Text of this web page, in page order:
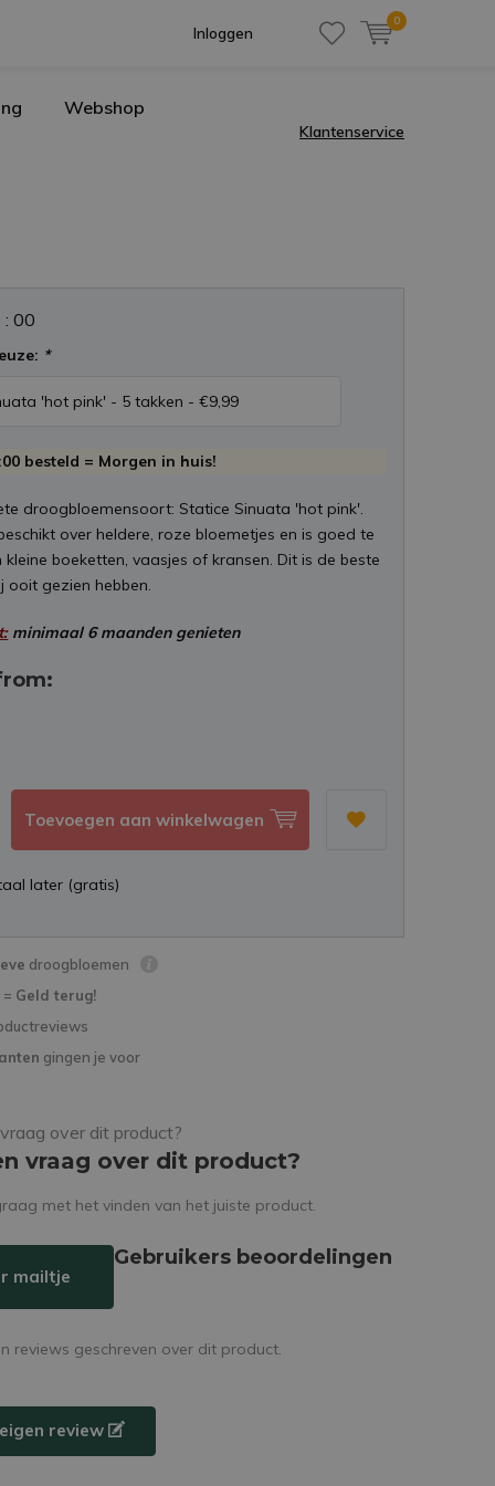
Inloggen
0
Webshop
Klantenservice
:00
*
besteld = Morgen in huis!
droogbloemensoort: Statice Sinuata 'hot pink'.
over heldere, roze bloemetjes en is goed te
kleine boeketten, vaasjes of kransen. Dit is de beste
ooit gezien hebben.
minimaal 6 maanden genieten
Toevoegen aan winkelwagen
later (gratis)
droogbloemen
Geld terug!
gingen je voor
vraag over dit product?
met het vinden van het juiste product.
mailtje
Gebruikers beoordelingen
reviews geschreven over dit product.
review